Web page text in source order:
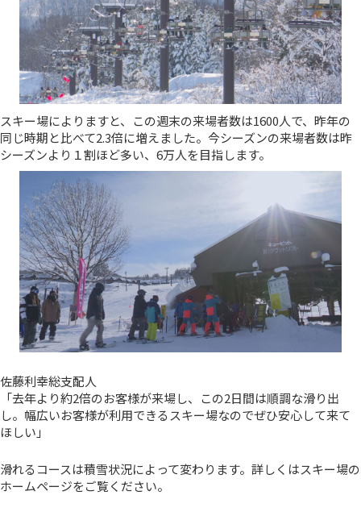
スキー場によりますと、この週末の来場者数は1600人で、昨年の
同じ時期と比べて2.3倍に増えました。今シーズンの来場者数は昨
シーズンより１割ほど多い、6万人を目指します。
佐藤利幸総支配人
「去年より約2倍のお客様が来場し、この2日間は順調な滑り出
し。幅広いお客様が利用できるスキー場なのでぜひ安心して来て
ほしい」
滑れるコースは積雪状況によって変わります。詳しくはスキー場の
ホームページをご覧ください。